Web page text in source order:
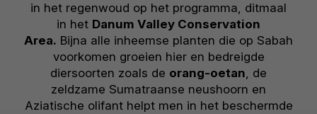
in het regenwoud op het programma, ditmaal
in het Danum Valley Conservation
Area. Bijna alle inheemse planten die op Sabah
voorkomen groeien hier en bedreigde
diersoorten zoals de orang-oetan, de
zeldzame Sumatraanse neushoorn en
Aziatische olifant helpt men in het beschermde